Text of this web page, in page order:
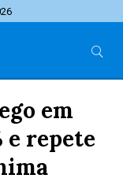
em
e repete